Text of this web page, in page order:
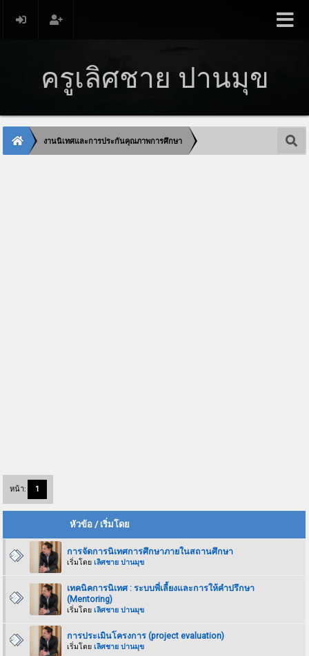
ครูเลิศชาย ปานมุข
งานนิเทศและการประกันคุณภาพการศึกษา
หน้า: 1
หัวข้อ/ เริ่มโดย
การจัดการนิเทศการศึกษาภายในสถานศึกษา
เริ่มโดยเลิศชาย ปานมุข
เทคนิคการนิเทศ : ระบบพี่เลี้ยงและการให้คำปรึกษา
(Mentoring)
เริ่มโดยเลิศชาย ปานมุข
การประเมินโครงการ (project evaluation)
เริ่มโดยเลิศชาย ปานมุข